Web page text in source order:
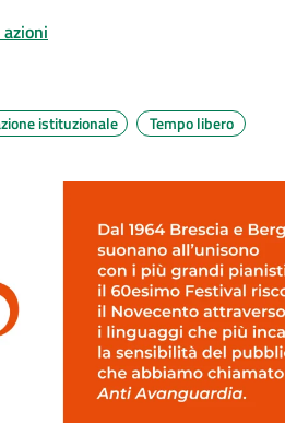
istituzionale Tempo libero